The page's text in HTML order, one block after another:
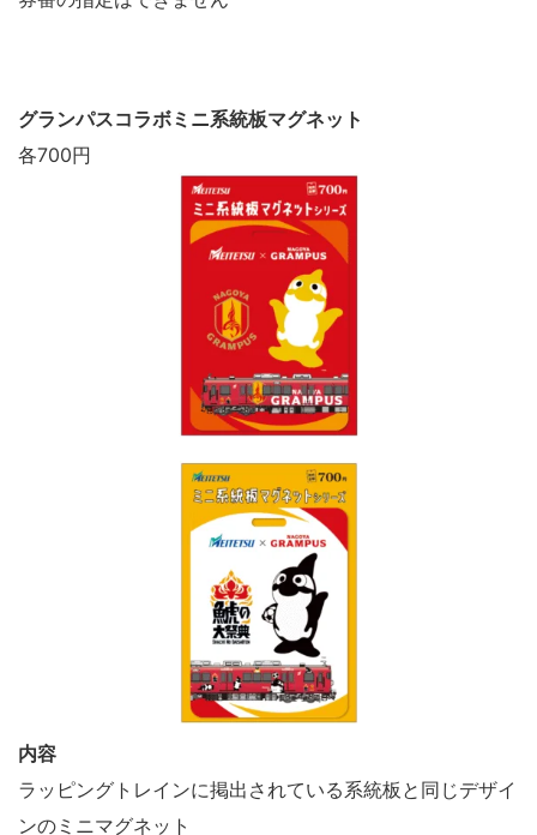
グランパスコラボミニ系統板マグネット
各700円
内容
ラッピングトレインに掲出されている系統板と同じデザイ
ンのミニマグネット